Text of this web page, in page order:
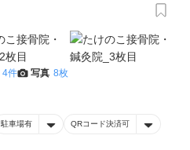
4件 写真 8枚
駐車場有 QRコード決済可